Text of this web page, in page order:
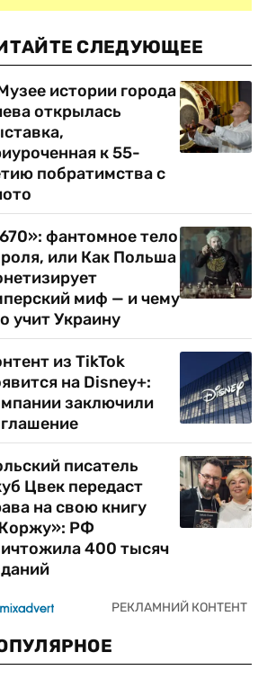
СЛЕДУЮЩЕЕ
истории города
открылась
к 55-
побратимства с
фантомное тело
или Как Польша
миф — и чему
учит Украину
из TikTok
на Disney+:
заключили
писатель
Цвек передаст
на свою книгу
РФ
400 тысяч